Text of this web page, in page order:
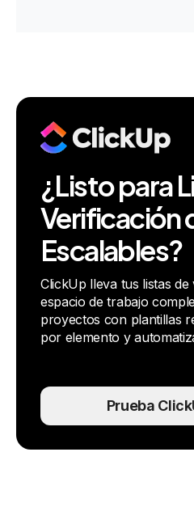
¿Listo para
Verificación
Escalables?
ClickUp lleva tus listas
espacio de trabajo
proyectos con plantillas
por elemento y
Prueba